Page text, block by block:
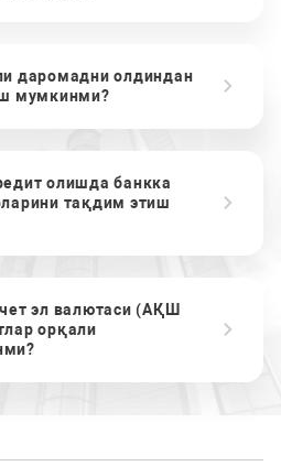
даромадни олдиндан
мумкинми?
олишда банкка
тақдим этиш
эл валютаси (АҚШ
орқали